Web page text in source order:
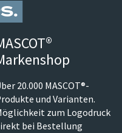
20.000 MASCOT®-
und Varianten.
zum Logodruck
bei Bestellung